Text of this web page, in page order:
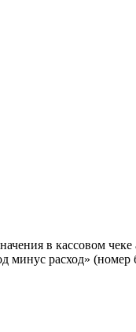
в кассовом
минус расход» (номер